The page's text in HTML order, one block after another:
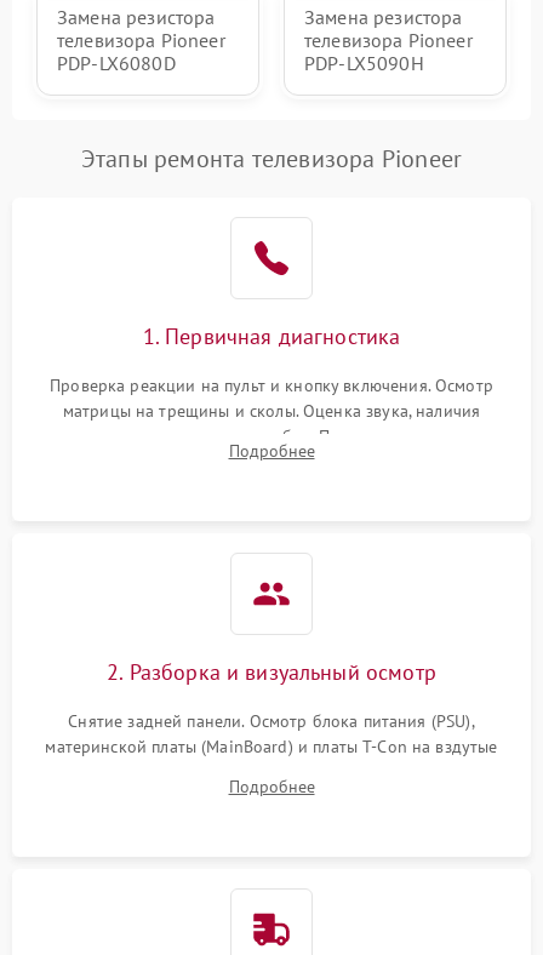
Замена резистора
телевизора Pioneer
PDP-LX6080D
Замена резистора
телевизора Pioneer
PDP-LX5090H
Этапы ремонта телевизора Pioneer
1. Первичная диагностика
Проверка реакции на пульт и кнопку включения. Осмотр
матрицы на трещины и сколы. Оценка звука, наличия
подсветки и индикаторов ошибок. Подключение тестовых
источников сигнала для выявления симптомов поломки.
Подробнее
2. Разборка и визуальный осмотр
Снятие задней панели. Осмотр блока питания (PSU),
материнской платы (MainBoard) и платы T-Con на вздутые
Проверка надежности фиксации и целостности шлейфов.
Подробнее